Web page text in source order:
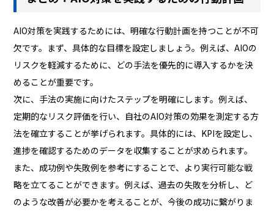
AIO対策を実践するためには、明確な行動計画を持つことが不可
欠です。まず、具体的な目標を設定しましょう。例えば、AIOの
リスクを軽減するために、どの手法を優先的に導入するかを決
めることが重要です。
次に、手法の実施に向けたステップを明確にします。例えば、
定期的なリスク評価を行い、自社のAIO対策の効果を測定する方
法を確立することが挙げられます。具体的には、KPIを設定し、
進捗を確認するためのデータを収集することが求められます。
また、成功例や失敗例を参考にすることで、より実行可能な戦
略を立てることができます。例えば、過去の失敗を分析し、ど
のような改善が必要かを考えることが、今後の成功に繋がりま